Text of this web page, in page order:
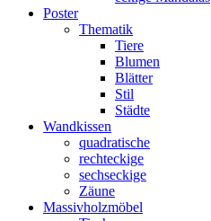
Poster
Thematik
Tiere
Blumen
Blätter
Stil
Städte
Wandkissen
quadratische
rechteckige
sechseckige
Zäune
Massivholzmöbel